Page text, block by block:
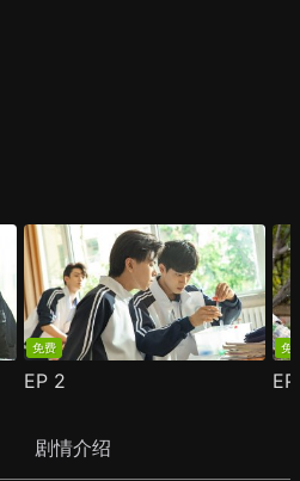
免费
EP 2
免
剧情介绍